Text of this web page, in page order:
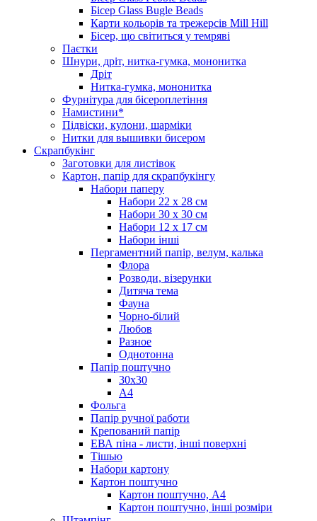
Бісер Glass Bugle Beads
Карти кольорів та трежерсів Mill Hill
Бісер, що світиться у темряві
Паєтки
Шнури, дріт, нитка-гумка, мононитка
Дріт
Нитка-гумка, мононитка
Фурнітура для бісероплетіння
Намистини*
Підвіски, кулони, шарміки
Нитки для вышивки бисером
Скрапбукінг
Заготовки для листівок
Картон, папір для скрапбукінгу
Набори паперу
Набори 22 х 28 см
Набори 30 х 30 см
Набори 12 х 17 см
Набори інші
Пергаментний папір, велум, калька
Флора
Розводи, візерунки
Дитяча тема
Фауна
Чорно-білий
Любов
Разное
Однотонна
Папір поштучно
30х30
А4
Фольга
Папір ручної работи
Крепований папір
ЕВА піна - листи, інші поверхні
Тішью
Набори картону
Картон поштучно
Картон поштучно, А4
Картон поштучно, інші розміри